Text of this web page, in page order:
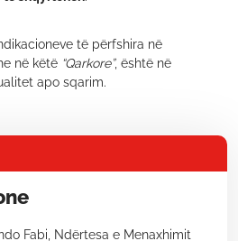
të përfshira në
në këtë “Qarkore”, është në
apo sqarim.
Fabi, Ndërtesa e Menaxhimit